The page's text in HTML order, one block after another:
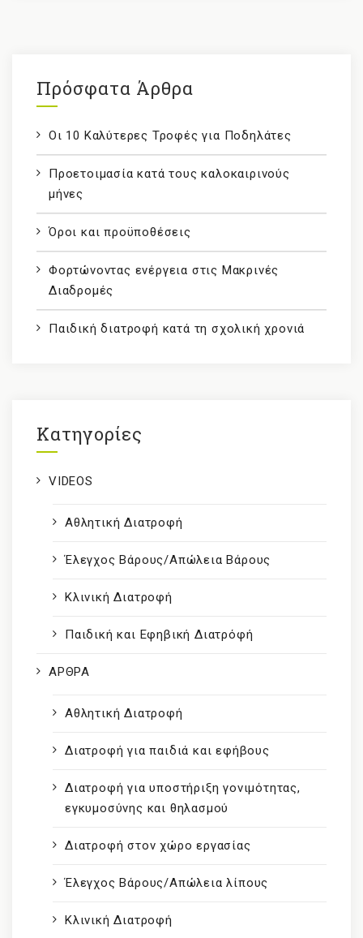
Πρόσφατα Άρθρα
Οι 10 Καλύτερες Τροφές για Ποδηλάτες
Προετοιμασία κατά τους καλοκαιρινούς
μήνες
Όροι και προϋποθέσεις
Φορτώνοντας ενέργεια στις Μακρινές
Διαδρομές
Παιδική διατροφή κατά τη σχολική χρονιά
Kατηγορίες
VIDEOS
Αθλητική Διατροφή
Έλεγχος Βάρους/Απώλεια Βάρους
Κλινική Διατροφή
Παιδική και Εφηβική Διατρόφή
ΑΡΘΡΑ
Αθλητική Διατροφή
Διατροφή για παιδιά και εφήβους
Διατροφή για υποστήριξη γονιμότητας,
εγκυμοσύνης και θηλασμού
Διατροφή στον χώρο εργασίας
Έλεγχος Βάρους/Απώλεια λίπους
Κλινική Διατροφή